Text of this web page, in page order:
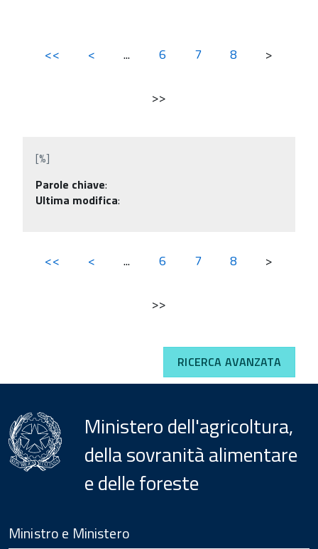
<< < ... 6 7 8 >
>>
[%]
Parole chiave:
Ultima modifica:
<< < ... 6 7 8 >
>>
RICERCA AVANZATA
Ministero dell'agricoltura,
della sovranità alimentare
e delle foreste
Footer
Ministro e Ministero